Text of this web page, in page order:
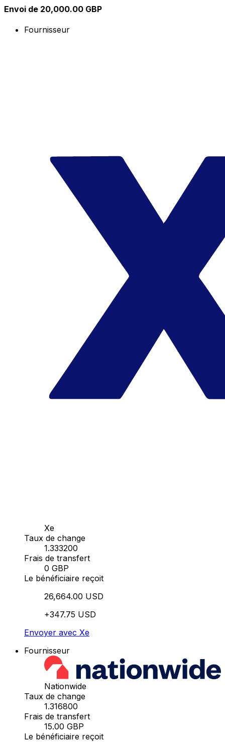
Envoi de 20,000.00 GBP
Fournisseur
Xe
Taux de change
1.333200
Frais de transfert
0 GBP
Le bénéficiaire reçoit
26,664.00 USD
+347.75 USD
Envoyer avec Xe
Fournisseur
Nationwide
Taux de change
1.316800
Frais de transfert
15.00 GBP
Le bénéficiaire reçoit